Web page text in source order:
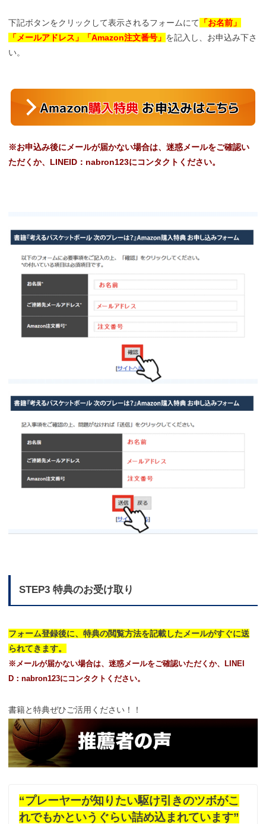
下記ボタンをクリックして表示されるフォームにて
「お名前」
「メールアドレス」「Amazon注文番号」 を記入し、お申込み下さ
い。
※お申込み後にメールが届かない場合は、迷惑メールをご確認い
ただくか、LINEID：nabron123にコンタクトください。
STEP3 特典のお受け取り
フォーム登録後に、特典の閲覧方法を記載したメールがすぐに送
られてきます。
※メールが届かない場合は、迷惑メールをご確認いただくか、LINEI
D：nabron123にコンタクトください。
書籍と特典ぜひご活用ください！！
“プレーヤーが知りたい駆け引きのツボがこ
れでもかというぐらい詰め込まれています”